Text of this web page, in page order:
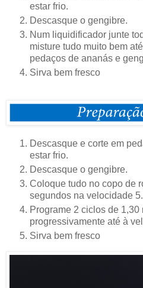
estar frio.
Descasque o gengibre.
Num liquidificador junte
misture tudo muito bem
pedaços de ananás e
Sirva bem fresco
Descasque e corte em
estar frio.
Descasque o gengibre.
Coloque tudo no copo de
segundos na velocidade 5.
Programe 2 ciclos de 1,30
progressivamente até à
Sirva bem fresco